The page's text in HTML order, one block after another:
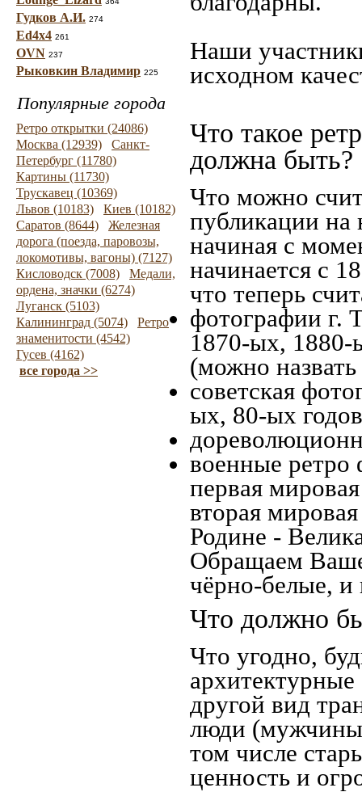
Гудков А.И. 274
Ed4x4 261
OVN 237
Рыковкин Владимир 225
Популярные города
Ретро открытки (24086)
Москва (12939)
Санкт-
Петербург (11780)
Картины (11730)
Трускавец (10369)
Львов (10183)
Киев (10182)
Саратов (8644)
Железная
дорога (поезда, паровозы,
локомотивы, вагоны) (7127)
Кисловодск (7008)
Медали,
ордена, значки (6274)
Луганск (5103)
Калининград (5074)
Ретро
знаменитости (4542)
Гусев (4162)
все города >>
Наши
исходном
Что такое
должна быть?
Что можно
публикации
начиная c
начинается с
что теперь
фотографии г.
1870-ых, 1880-
(можно
советская
ых, 80-ых
военные ретро
первая
вторая
Родине -
Обращаем
чёрно-белые, и
Что должно
Что угодно,
другой вид
люди
том числе
ценность и